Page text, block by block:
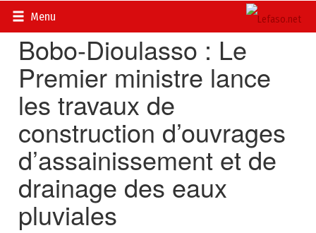
Menu
Accueil>
Bobo-Dioulasso : Le
Premier ministre lance
les travaux de
construction d’ouvrages
d’assainissement et de
drainage des eaux
pluviales